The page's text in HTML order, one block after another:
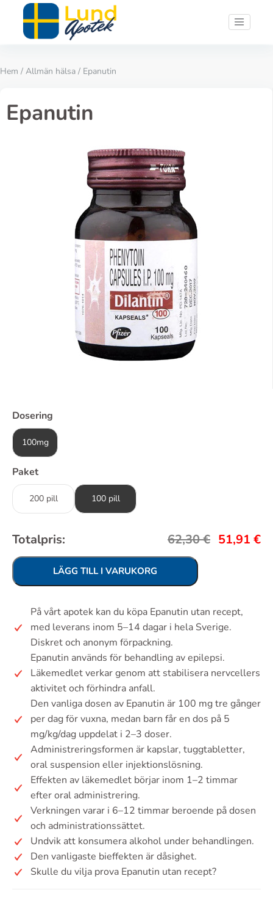
Hem / Allmän hälsa / Epanutin
Epanutin
Dosering
100mg
Paket
200 pill 100 pill
Totalpris: 62,30€ 51,91 €
LÄGG TILL I VARUKORG
På vårt apotek kan du köpa Epanutin utan recept,
med leverans inom 5–14 dagar i hela Sverige.
Diskret och anonym förpackning.
Epanutin används för behandling av epilepsi.
Läkemedlet verkar genom att stabilisera nervcellers
aktivitet och förhindra anfall.
Den vanliga dosen av Epanutin är 100 mg tre gånger
per dag för vuxna, medan barn får en dos på 5
mg/kg/dag uppdelat i 2–3 doser.
Administreringsformen är kapslar, tuggtabletter,
oral suspension eller injektionslösning.
Effekten av läkemedlet börjar inom 1–2 timmar
efter oral administrering.
Verkningen varar i 6–12 timmar beroende på dosen
och administrationssättet.
Undvik att konsumera alkohol under behandlingen.
Den vanligaste bieffekten är dåsighet.
Skulle du vilja prova Epanutin utan recept?